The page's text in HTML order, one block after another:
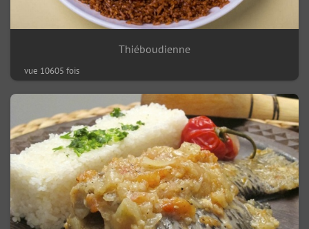
Thiéboudienne
vue 10605 fois